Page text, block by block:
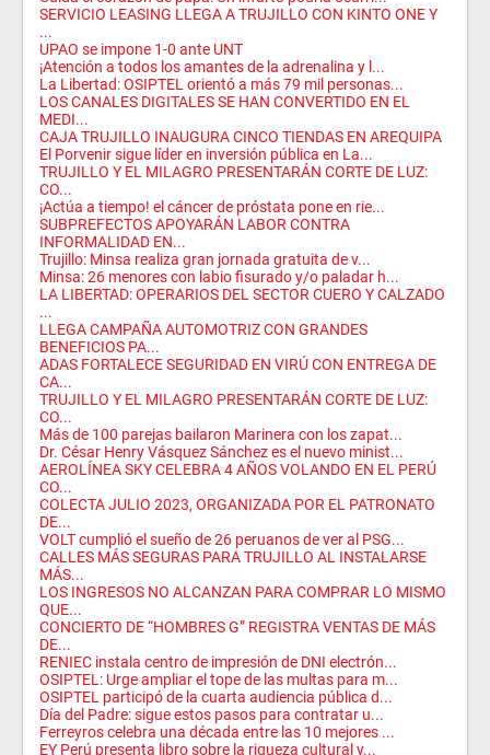
SERVICIO LEASING LLEGA A TRUJILLO CON KINTO ONE Y
...
UPAO se impone 1-0 ante UNT
¡Atención a todos los amantes de la adrenalina y l...
La Libertad: OSIPTEL orientó a más 79 mil personas...
LOS CANALES DIGITALES SE HAN CONVERTIDO EN EL
MEDI...
CAJA TRUJILLO INAUGURA CINCO TIENDAS EN AREQUIPA
El Porvenir sigue líder en inversión pública en La...
TRUJILLO Y EL MILAGRO PRESENTARÁN CORTE DE LUZ:
CO...
¡Actúa a tiempo! el cáncer de próstata pone en rie...
SUBPREFECTOS APOYARÁN LABOR CONTRA
INFORMALIDAD EN...
Trujillo: Minsa realiza gran jornada gratuita de v...
Minsa: 26 menores con labio fisurado y/o paladar h...
LA LIBERTAD: OPERARIOS DEL SECTOR CUERO Y CALZADO
...
LLEGA CAMPAÑA AUTOMOTRIZ CON GRANDES
BENEFICIOS PA...
ADAS FORTALECE SEGURIDAD EN VIRÚ CON ENTREGA DE
CA...
TRUJILLO Y EL MILAGRO PRESENTARÁN CORTE DE LUZ:
CO...
Más de 100 parejas bailaron Marinera con los zapat...
Dr. César Henry Vásquez Sánchez es el nuevo minist...
AEROLÍNEA SKY CELEBRA 4 AÑOS VOLANDO EN EL PERÚ
CO...
COLECTA JULIO 2023, ORGANIZADA POR EL PATRONATO
DE...
VOLT cumplió el sueño de 26 peruanos de ver al PSG...
CALLES MÁS SEGURAS PARA TRUJILLO AL INSTALARSE
MÁS...
LOS INGRESOS NO ALCANZAN PARA COMPRAR LO MISMO
QUE...
CONCIERTO DE “HOMBRES G” REGISTRA VENTAS DE MÁS
DE...
RENIEC instala centro de impresión de DNI electrón...
OSIPTEL: Urge ampliar el tope de las multas para m...
OSIPTEL participó de la cuarta audiencia pública d...
Día del Padre: sigue estos pasos para contratar u...
Ferreyros celebra una década entre las 10 mejores ...
EY Perú presenta libro sobre la riqueza cultural y...